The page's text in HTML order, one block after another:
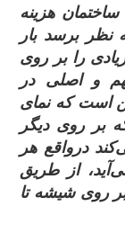
هزینه
نظر برسد بار
را بر روی
و اصلی در
است که نمای
بر روی دیگر
درواقع هر
از طریق
روی شیشه تا